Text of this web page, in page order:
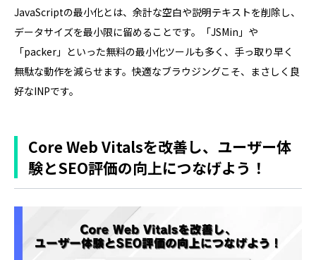
JavaScriptの最小化とは、余計な空白や説明テキストを削除し、
データサイズを最小限に留めることです。「JSMin」や
「packer」といった無料の最小化ツールも多く、手っ取り早く
無駄な動作を減らせます。快適なブラウジングこそ、まさしく良
好なINPです。
Core Web Vitalsを改善し、ユーザー体
験とSEO評価の向上につなげよう！